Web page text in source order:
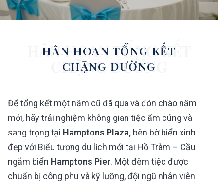
HÂN HOAN TỔNG KẾT
CHẶNG ĐƯỜNG
HÂN HOAN TỔNG KẾT
CHẶNG ĐƯỜNG
Để tổng kết một năm cũ đã qua và đón chào năm
mới, hãy trải nghiệm không gian tiệc ấm cúng và
sang trọng tại Hamptons Plaza, bên bờ biển xinh
đẹp với Biểu tượng du lịch mới tại Hồ Tràm – Cầu
ngắm biển Hamptons Pier. Một đêm tiệc được
chuẩn bị công phu và kỹ lưỡng, đội ngũ nhân viên